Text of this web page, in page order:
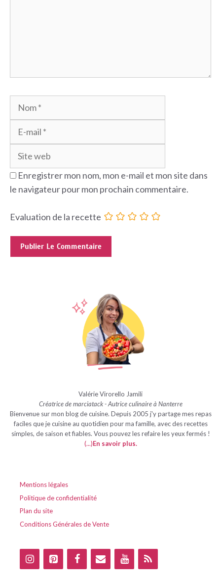
Nom
Enregistrer mon nom, mon e-mail et mon site dans
le navigateur pour mon prochain commentaire.
Evaluation de la recette
Valérie Virorello Jamili
Créatrice de marciatack - Autrice culinaire à Nanterre
Bienvenue sur mon blog de cuisine. Depuis 2005 j'y partage mes repas
faciles que je cuisine au quotidien pour ma famille, avec des recettes
simples, de saison et fiables. Vous pouvez les refaire les yeux fermés !
(...)En savoir plus.
Mentions légales
Politique de confidentialité
Plan du site
Conditions Générales de Vente